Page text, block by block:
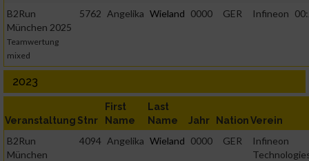
B2Run
München 2025
Teamwertung
mixed
5762 Angelika Wieland 0000 GER Infineon
2023
Veranstaltung Stnr
First
Name
Last
Name
Jahr NationVerein
B2Run
München
4094 Angelika Wieland 0000 GER
Infineon